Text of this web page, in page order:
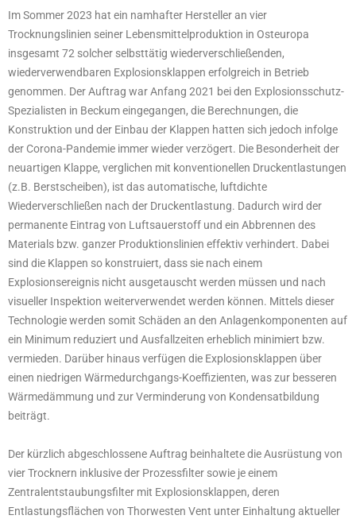
Im Sommer 2023 hat ein namhafter Hersteller an vier
Trocknungslinien seiner Lebensmittelproduktion in Osteuropa
insgesamt 72 solcher selbsttätig wiederverschließenden,
wiederverwendbaren Explosionsklappen erfolgreich in Betrieb
genommen. Der Auftrag war Anfang 2021 bei den Explosionsschutz-
Spezialisten in Beckum eingegangen, die Berechnungen, die
Konstruktion und der Einbau der Klappen hatten sich jedoch infolge
der Corona-Pandemie immer wieder verzögert. Die Besonderheit der
neuartigen Klappe, verglichen mit konventionellen Druckentlastungen
(z.B. Berstscheiben), ist das automatische, luftdichte
Wiederverschließen nach der Druckentlastung. Dadurch wird der
permanente Eintrag von Luftsauerstoff und ein Abbrennen des
Materials bzw. ganzer Produktionslinien effektiv verhindert. Dabei
sind die Klappen so konstruiert, dass sie nach einem
Explosionsereignis nicht ausgetauscht werden müssen und nach
visueller Inspektion weiterverwendet werden können. Mittels dieser
Technologie werden somit Schäden an den Anlagenkomponenten auf
ein Minimum reduziert und Ausfallzeiten erheblich minimiert bzw.
vermieden. Darüber hinaus verfügen die Explosionsklappen über
einen niedrigen Wärmedurchgangs-Koeffizienten, was zur besseren
Wärmedämmung und zur Verminderung von Kondensatbildung
beiträgt.
Der kürzlich abgeschlossene Auftrag beinhaltete die Ausrüstung von
vier Trocknern inklusive der Prozessfilter sowie je einem
Zentralentstaubungsfilter mit Explosionsklappen, deren
Entlastungsflächen von Thorwesten Vent unter Einhaltung aktueller